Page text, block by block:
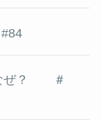
なぜ？ ＃